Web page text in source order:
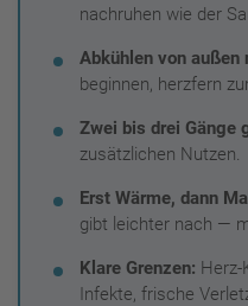
nachruhen wie der
Abkühlen von außen
beginnen, herzfern
Zwei bis drei Gänge
zusätzlichen Nutzen.
Erst Wärme, dann
gibt leichter nach —
Klare Grenzen: Herz-
Infekte, frische